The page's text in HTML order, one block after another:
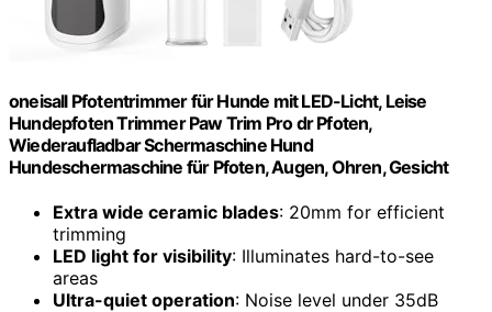
oneisall Pfotentrimmer für Hunde mit LED-Licht, Leise
Hundepfoten Trimmer Paw Trim Pro dr Pfoten,
Wiederaufladbar Schermaschine Hund
Hundeschermaschine für Pfoten, Augen, Ohren, Gesicht
Extra wide ceramic blades: 20mm for efficient
trimming
LED light for visibility: Illuminates hard-to-see
areas
Ultra-quiet operation: Noise level under 35dB